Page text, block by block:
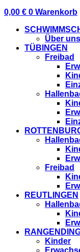
0,00 € 0 Warenkorb
Über uns
TÜBINGEN
Freibad
Freibad
REUTLINGEN
Kinder